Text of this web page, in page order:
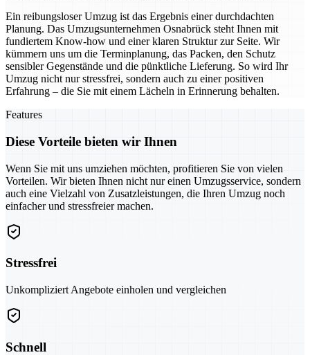
Ein reibungsloser Umzug ist das Ergebnis einer durchdachten
Planung. Das Umzugsunternehmen Osnabrück steht Ihnen mit
fundiertem Know-how und einer klaren Struktur zur Seite. Wir
kümmern uns um die Terminplanung, das Packen, den Schutz
sensibler Gegenstände und die pünktliche Lieferung. So wird Ihr
Umzug nicht nur stressfrei, sondern auch zu einer positiven
Erfahrung – die Sie mit einem Lächeln in Erinnerung behalten.
Features
Diese Vorteile bieten wir Ihnen
Wenn Sie mit uns umziehen möchten, profitieren Sie von vielen
Vorteilen. Wir bieten Ihnen nicht nur einen Umzugsservice, sondern
auch eine Vielzahl von Zusatzleistungen, die Ihren Umzug noch
einfacher und stressfreier machen.
Stressfrei
Unkompliziert Angebote einholen und vergleichen
Schnell